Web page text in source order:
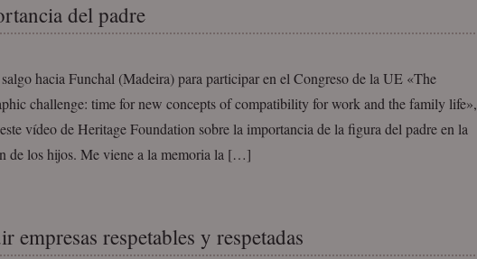
del padre
hacia Funchal (Madeira) para participar en el Congreso de la UE «The
challenge: time for new concepts of compatibility for work and the family life»,
vídeo de Heritage Foundation sobre la importancia de la figura del padre en la
de los hijos. Me viene a la memoria la […]
empresas respetables y respetadas